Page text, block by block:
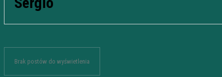
Brak postów do wyświetlenia